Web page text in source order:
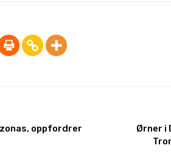
oppfordrer
Ørner i